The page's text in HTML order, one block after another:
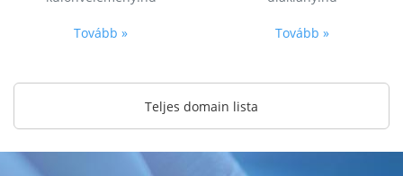
Tovább » Tovább »
Teljes domain lista